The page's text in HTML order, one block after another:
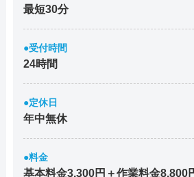
最短30分
●受付時間
24時間
●定休日
年中無休
●料金
基本料金3,300円＋作業料金8,800